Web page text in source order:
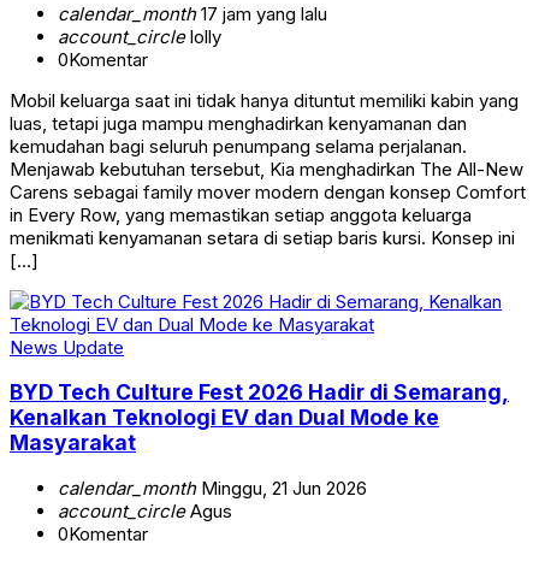
calendar_month17 jam yang lalu
account_circlelolly
0Komentar
Mobil keluarga saat ini tidak hanya dituntut memiliki kabin yang
luas, tetapi juga mampu menghadirkan kenyamanan dan
kemudahan bagi seluruh penumpang selama perjalanan.
Menjawab kebutuhan tersebut, Kia menghadirkan The All-New
Carens sebagai family mover modern dengan konsep Comfort
in Every Row, yang memastikan setiap anggota keluarga
menikmati kenyamanan setara di setiap baris kursi. Konsep ini
[…]
News Update
BYD Tech Culture Fest 2026 Hadir di Semarang,
Kenalkan Teknologi EV dan Dual Mode ke
Masyarakat
calendar_monthMinggu, 21 Jun 2026
account_circleAgus
0Komentar